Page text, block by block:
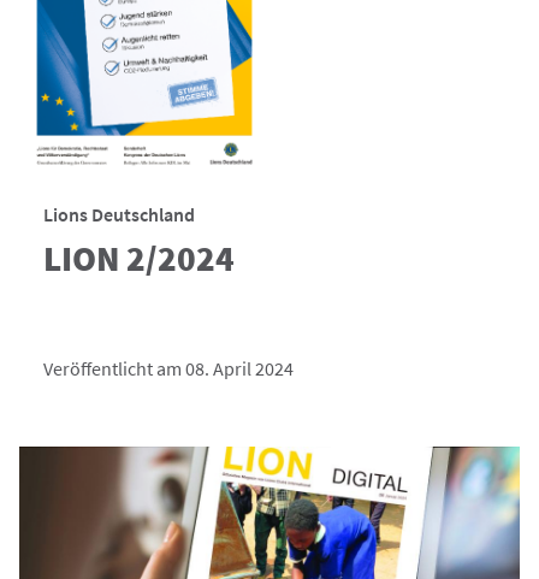
Lions Deutschland
LION 2/2024
Veröffentlicht am 08. April 2024